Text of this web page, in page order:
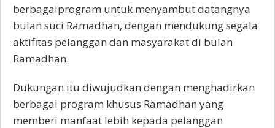
berbagaiprogram untuk menyambut datangnya
bulan suci Ramadhan, dengan mendukung segala
aktifitas pelanggan dan masyarakat di bulan
Ramadhan.
Dukungan itu diwujudkan dengan menghadirkan
berbagai program khusus Ramadhan yang
memberi manfaat lebih kepada pelanggan